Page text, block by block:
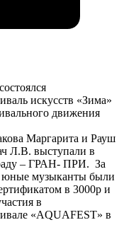
искусств «Зима»
движения
Маргарита и Рауш
Л.В. выступали в
– ГРАН- ПРИ. За
юные музыканты были
в 3000р и
в
«AQUAFEST» в